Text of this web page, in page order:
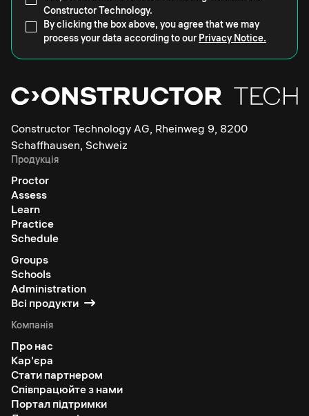
Constructor Technology.
By clicking the box above, you agree that we may
process your data according to our Privacy Notice.
Constructor Technology AG, Rheinweg 9, 8200
Schaffhausen, Schweiz
Продукція
Proctor
Assess
Learn
Practice
Schedule
Groups
Schools
Administration
Всі продукти
Компанія
Про нас
Кар'єра
Стати партнером
Співпрацюйте з нами
Портал підтримки